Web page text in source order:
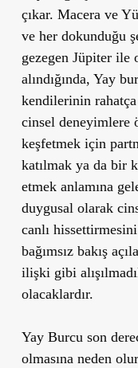
çıkar. Macera ve
ve her dokunduğu
gezegen Jüpiter
alındığında, Yay
kendilerinin
cinsel deneyimlere
keşfetmek için
katılmak ya da bir
etmek anlamına
duygusal olarak
canlı
bağımsız bakış
ilişki gibi
olacaklardır.
Yay Burcu son
olmasına neden